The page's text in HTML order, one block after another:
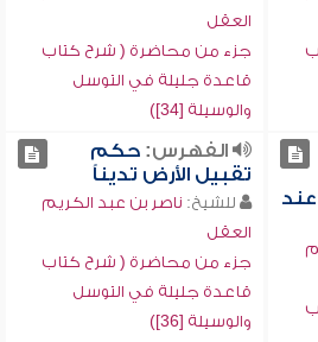
العقل
جزء من محاضرة ( شرح كتاب
قاعدة جليلة في التوسل
والوسيلة [34])
الفهرس:حكم
تقبيل الأرض تديناً
للشيخ: ناصر بن عبد الكريم
العقل
جزء من محاضرة ( شرح كتاب
قاعدة جليلة في التوسل
والوسيلة [36])